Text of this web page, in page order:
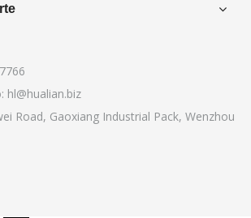
hl@hualian.biz
Road, Gaoxiang Industrial Pack, Wenzhou